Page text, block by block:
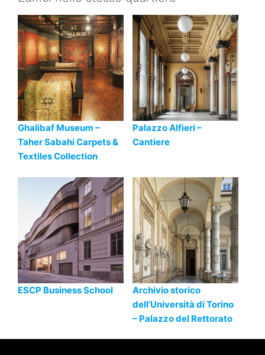
Ghalibaf Museum –
Taher Sabahi Carpets &
Textiles Collection
Palazzo Alfieri –
Cantiere
ESCP Business School
Archivio storico
dell’Università di Torino
– Palazzo del Rettorato